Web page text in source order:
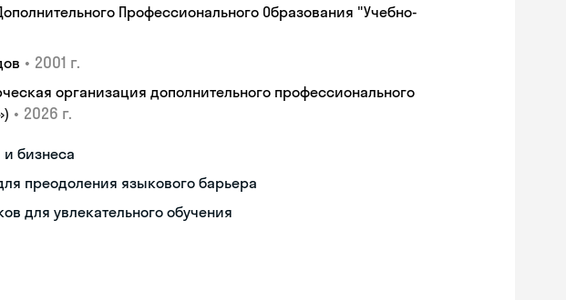
Профессионального Образования "Учебно-
• 2001 г.
организация дополнительного профессионального
• 2026 г.
и бизнеса
преодоления языкового барьера
для увлекательного обучения